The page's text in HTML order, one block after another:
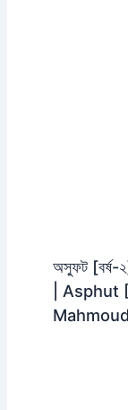
অস্ফুট [বর্ষ-২]
| Asphut